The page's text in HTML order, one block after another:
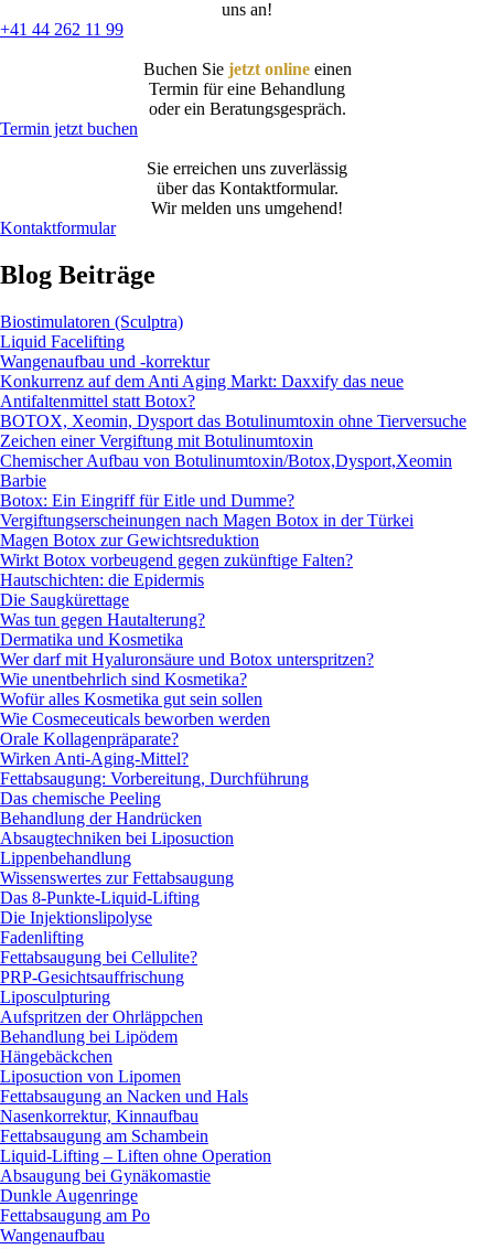
uns an!
+41 44 262 11 99
Buchen Sie jetzt onlineeinen
Termin für eine Behandlung
oder ein Beratungsgespräch.
Termin jetzt buchen
Sie erreichen uns zuverlässig
über das Kontaktformular.
Wir melden uns umgehend!
Kontaktformular
Blog Beiträge
Biostimulatoren (Sculptra)
Liquid Facelifting
Wangenaufbau und -korrektur
Konkurrenz auf dem Anti Aging Markt: Daxxify das neue
Antifaltenmittel statt Botox?
BOTOX, Xeomin, Dysport das Botulinumtoxin ohne Tierversuche
Zeichen einer Vergiftung mit Botulinumtoxin
Chemischer Aufbau von Botulinumtoxin/Botox,Dysport,Xeomin
Barbie
Botox: Ein Eingriff für Eitle und Dumme?
Vergiftungserscheinungen nach Magen Botox in der Türkei
Magen Botox zur Gewichtsreduktion
Wirkt Botox vorbeugend gegen zukünftige Falten?
Hautschichten: die Epidermis
Die Saugkürettage
Was tun gegen Hautalterung?
Dermatika und Kosmetika
Wer darf mit Hyaluronsäure und Botox unterspritzen?
Wie unentbehrlich sind Kosmetika?
Wofür alles Kosmetika gut sein sollen
Wie Cosmeceuticals beworben werden
Orale Kollagenpräparate?
Wirken Anti-Aging-Mittel?
Fettabsaugung: Vorbereitung, Durchführung
Das chemische Peeling
Behandlung der Handrücken
Absaugtechniken bei Liposuction
Lippenbehandlung
Wissenswertes zur Fettabsaugung
Das 8-Punkte-Liquid-Lifting
Die Injektionslipolyse
Fadenlifting
Fettabsaugung bei Cellulite?
PRP-Gesichtsauffrischung
Liposculpturing
Aufspritzen der Ohrläppchen
Behandlung bei Lipödem
Hängebäckchen
Liposuction von Lipomen
Fettabsaugung an Nacken und Hals
Nasenkorrektur, Kinnaufbau
Fettabsaugung am Schambein
Liquid-Lifting – Liften ohne Operation
Absaugung bei Gynäkomastie
Dunkle Augenringe
Fettabsaugung am Po
Wangenaufbau